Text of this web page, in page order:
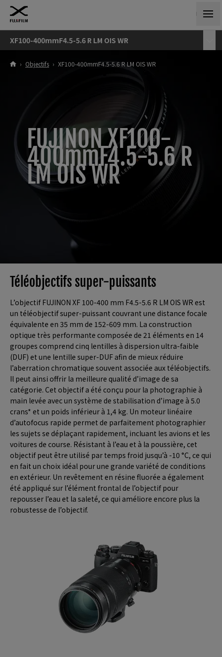
XF100-400mmF4.5-5.6 R LM OIS WR
› Objectifs › XF100-400mmF4.5-5.6 R LM OIS WR
FUJINON XF100-
400mmF4.5-5.6 R
LM OIS WR
Téléobjectifs super-puissants
L’objectif FUJINON XF 100-400 mm F4.5-5.6 R LM OIS WR est
un téléobjectif super-puissant couvrant une distance focale
équivalente en 35 mm de 152-609 mm. La construction
optique très performante composée de 21 éléments en 14
groupes comprend cinq lentilles à dispersion ultra-faible
(DUF) et une lentille super-DUF afin de mieux réduire
l’aberration chromatique souvent associée aux téléobjectifs.
Il peut ainsi offrir la meilleure qualité d’image de sa
catégorie. Cet objectif a été conçu pour la photographie à
main levée avec un système de stabilisation d’image à 5.0
crans* et un poids inférieur à 1,4 kg. Un moteur linéaire
d’autofocus rapide permet de parfaitement photographier
les sujets se déplaçant rapidement, incluant les avions et les
voitures de course. Résistant à l’eau et à la poussière, cet
objectif peut être utilisé par temps froid jusqu’à -10 °C, ce qui
en fait un choix idéal pour une grande variété de conditions
en extérieur. Un revêtement en résine fluorée a également
été appliqué sur l’élément frontal de l’objectif pour
repousser l’eau et la saleté, ce qui améliore encore plus la
robustesse de l’objectif.